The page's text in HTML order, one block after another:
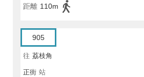
距離 110m
905
往 荔枝角
正街 站